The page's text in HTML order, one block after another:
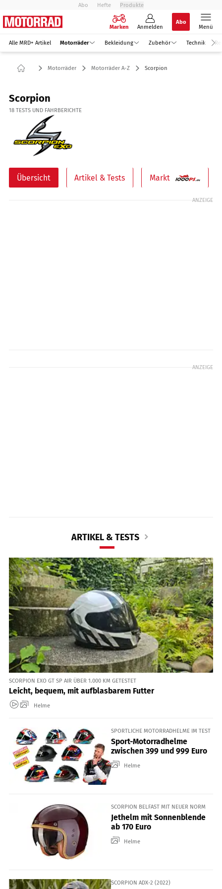
Abo Hefte Produkte
Marken Anmelden
Abo
Menü
Alle MRD+ Artikel Motorräder Bekleidung Zubehör Technik
Motorräder Motorräder A-Z Scorpion
Scorpion
18 TESTS UND FAHRBERICHTE
Übersicht Artikel & Tests Markt
ANZEIGE
ANZEIGE
ARTIKEL & TESTS
SCORPION EXO GT SP AIR ÜBER 1.000 KM GETESTET
Leicht, bequem, mit aufblasbarem Futter
Helme
SPORTLICHE MOTORRADHELME IM TEST
Sport-Motorradhelme
zwischen 399 und 999 Euro
Helme
SCORPION BELFAST MIT NEUER NORM
Jethelm mit Sonnenblende
ab 170 Euro
Helme
SCORPION ADX-2 (2022)